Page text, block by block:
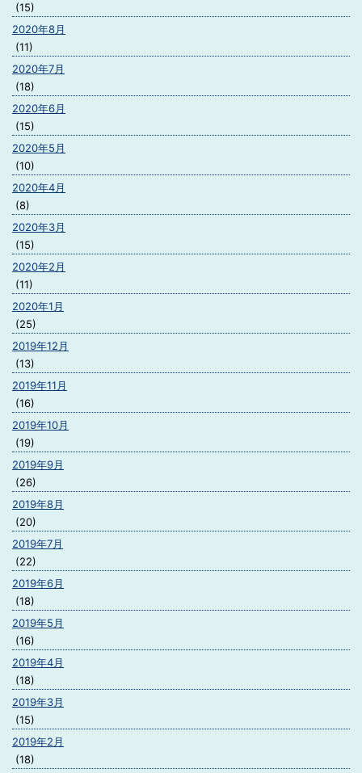
(15)
2020年8月
(11)
2020年7月
(18)
2020年6月
(15)
2020年5月
(10)
2020年4月
(8)
2020年3月
(15)
2020年2月
(11)
2020年1月
(25)
2019年12月
(13)
2019年11月
(16)
2019年10月
(19)
2019年9月
(26)
2019年8月
(20)
2019年7月
(22)
2019年6月
(18)
2019年5月
(16)
2019年4月
(18)
2019年3月
(15)
2019年2月
(18)